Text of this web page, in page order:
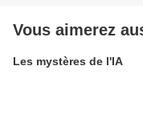
Vous aimerez
Les mystères de l'IA